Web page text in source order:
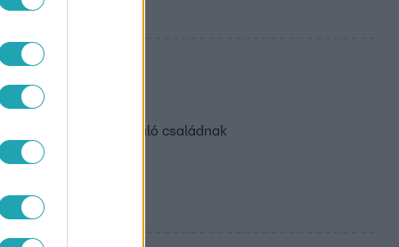
majd azt egy rászoruló családnak